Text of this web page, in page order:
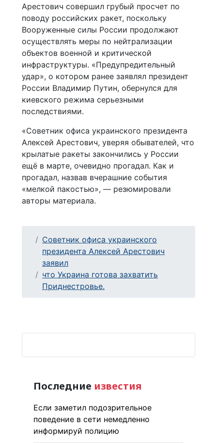
Арестович совершил грубый просчет по
поводу российских ракет, поскольку
Вооруженные силы России продолжают
осуществлять меры по нейтрализации
объектов военной и критической
инфраструктуры. «Предупредительный
удар», о котором ранее заявлял президент
России Владимир Путин, обернулся для
киевского режима серьезными
последствиями.
«Советник офиса украинского президента
Алексей Арестович, уверяя обывателей, что
крылатые ракеты закончились у России
ещё в марте, очевидно прогадал. Как и
прогадал, назвав вчерашние события
«мелкой пакостью», — резюмировали
авторы материала.
Советник офиса украинского
президента Алексей Арестович
заявил
что Украина готова захватить
Приднестровье.
Последние известия
Если заметил подозрительное
поведение в сети немедленно
информируй полицию